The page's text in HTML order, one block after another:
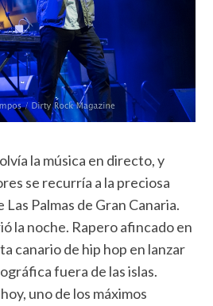
la música en directo, y
se recurría a la preciosa
Las Palmas de Gran Canaria.
la noche. Rapero afincado en
canario de hip hop en lanzar
fuera de las islas.
uno de los máximos